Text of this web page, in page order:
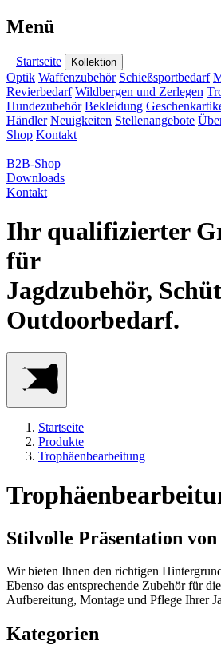
Menü
Startseite Kollektion
Optik Waffenzubehör Schießsportbedarf
Revierbedarf Wildbergen und Zerlegen
Hundezubehör Bekleidung
Händler Neuigkeiten Stellenangebote
Shop Kontakt
B2B-Shop
Downloads
Kontakt
Ihr qualifizierter
für
Jagdzubehör,
Outdoorbedarf.
Startseite
Produkte
Trophäenbearbeitung
Stilvolle Präsentation
Wir bieten Ihnen den richtigen
Ebenso das entsprechende Zubehör für
Aufbereitung, Montage und Pflege Ihrer
Kategorien